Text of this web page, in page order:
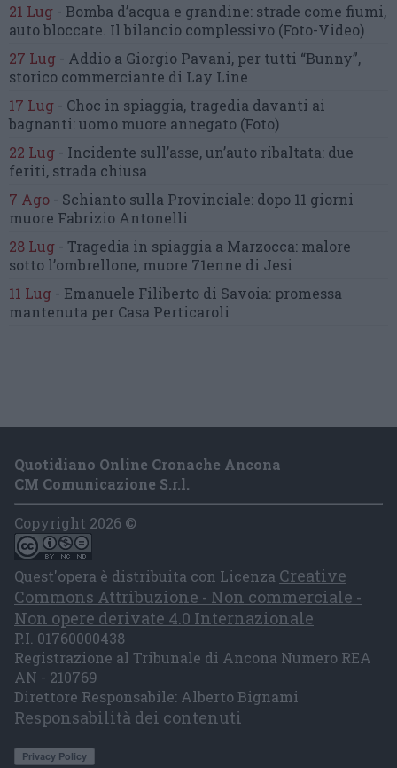
21 Lug - Bomba d’acqua e grandine: strade come fiumi,
auto bloccate. Il bilancio complessivo (Foto-Video)
27 Lug - Addio a Giorgio Pavani, per tutti “Bunny”,
storico commerciante di Lay Line
17 Lug - Choc in spiaggia, tragedia davanti ai
bagnanti:uomo muore annegato (Foto)
22 Lug - Incidente sull’asse, un’auto ribaltata: due
feriti, strada chiusa
7 Ago - Schianto sulla Provinciale: dopo 11 giorni
muore Fabrizio Antonelli
28 Lug - Tragedia in spiaggia a Marzocca: malore
sotto l’ombrellone, muore 71enne di Jesi
11 Lug - Emanuele Filiberto di Savoia: promessa
mantenuta per Casa Perticaroli
Quotidiano Online Cronache Ancona
CM Comunicazione S.r.l.
Copyright 2026 ©
Quest'opera è distribuita con Licenza Creative
Commons Attribuzione - Non commerciale -
Non opere derivate 4.0 Internazionale
P.I. 01760000438
Registrazione al Tribunale di Ancona Numero REA
AN - 210769
Direttore Responsabile: Alberto Bignami
Responsabilità dei contenuti